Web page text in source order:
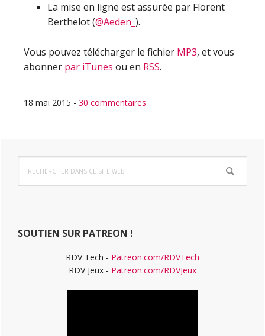
La mise en ligne est assurée par Florent
Berthelot (@Aeden_ ).
Vous pouvez télécharger le fichier MP3, et vous
abonner par iTunes ou en RSS.
18 mai 2015 - 30 commentaires
Barre
latérale
dans
ce
SOUTIEN SUR PATREON !
RDV Tech - Patreon.com/RDVTech
RDV Jeux - Patreon.com/RDVJeux